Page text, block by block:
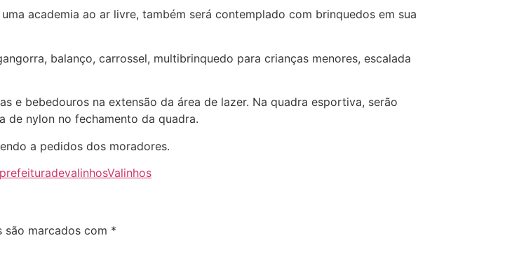
academia ao ar livre, também será contemplado com brinquedos em sua
balanço, carrossel, multibrinquedo para crianças menores, escalada
e bebedouros na extensão da área de lazer. Na quadra esportiva, serão
de nylon no fechamento da quadra.
a pedidos dos moradores.
prefeituradevalinhosValinhos
marcados com *